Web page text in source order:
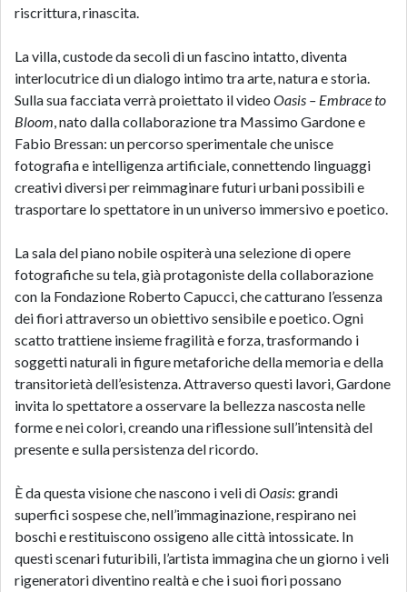
riscrittura, rinascita.
La villa, custode da secoli di un fascino intatto, diventa
interlocutrice di un dialogo intimo tra arte, natura e storia.
Sulla sua facciata verrà proiettato il video Oasis – Embrace to
Bloom, nato dalla collaborazione tra Massimo Gardone e
Fabio Bressan: un percorso sperimentale che unisce
fotografia e intelligenza artificiale, connettendo linguaggi
creativi diversi per reimmaginare futuri urbani possibili e
trasportare lo spettatore in un universo immersivo e poetico.
La sala del piano nobile ospiterà una selezione di opere
fotografiche su tela, già protagoniste della collaborazione
con la Fondazione Roberto Capucci, che catturano l’essenza
dei fiori attraverso un obiettivo sensibile e poetico. Ogni
scatto trattiene insieme fragilità e forza, trasformando i
soggetti naturali in figure metaforiche della memoria e della
transitorietà dell’esistenza. Attraverso questi lavori, Gardone
invita lo spettatore a osservare la bellezza nascosta nelle
forme e nei colori, creando una riflessione sull’intensità del
presente e sulla persistenza del ricordo.
È da questa visione che nascono i veli diOasis: grandi
superfici sospese che, nell’immaginazione, respirano nei
boschi e restituiscono ossigeno alle città intossicate. In
questi scenari futuribili, l’artista immagina che un giorno i veli
rigeneratori diventino realtà e che i suoi fiori possano